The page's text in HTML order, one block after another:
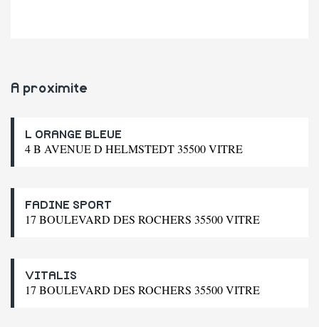
A proximite
L ORANGE BLEUE
4 B AVENUE D HELMSTEDT 35500 VITRE
FADINE SPORT
17 BOULEVARD DES ROCHERS 35500 VITRE
VITALIS
17 BOULEVARD DES ROCHERS 35500 VITRE